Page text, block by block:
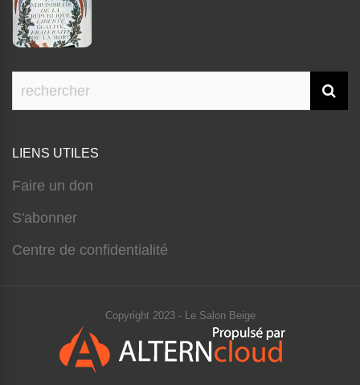
LIENS UTILES
Faire un don
S'abonner
Centre de confidentialité
Copyright 2023 - Le Salon Beige